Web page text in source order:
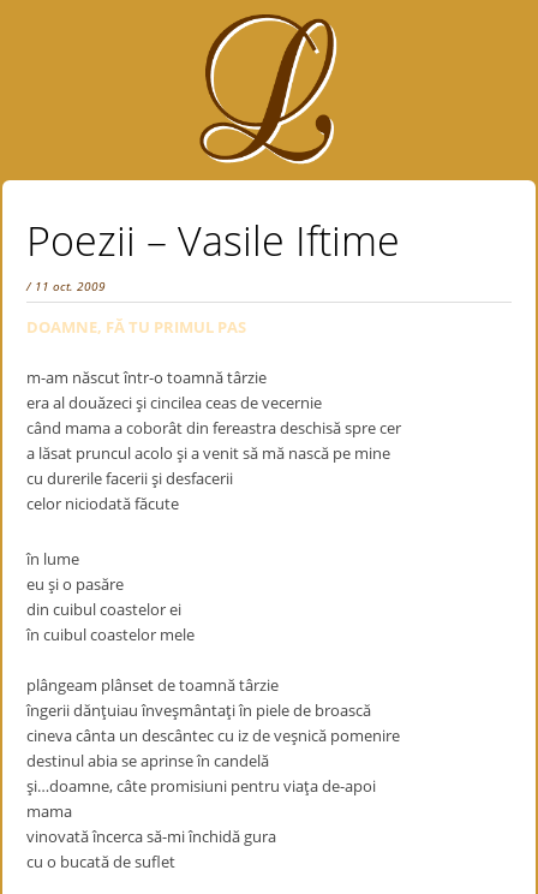
Poezii – Vasile Iftime
/ 11 oct. 2009
DOAMNE, FĂ TU PRIMUL PAS
m-am născut într-o toamnă târzie
era al douăzeci şi cincilea ceas de vecernie
când mama a coborât din fereastra deschisă spre cer
a lăsat pruncul acolo şi a venit să mă nască pe mine
cu durerile facerii şi desfacerii
celor niciodată făcute
în lume
eu şi o pasăre
din cuibul coastelor ei
în cuibul coastelor mele
plângeam plânset de toamnă târzie
îngerii dănţuiau înveşmântaţi în piele de broască
cineva cânta un descântec cu iz de veşnică pomenire
destinul abia se aprinse în candelă
şi…doamne, câte promisiuni pentru viaţa de-apoi
mama
vinovată încerca să-mi închidă gura
cu o bucată de suflet